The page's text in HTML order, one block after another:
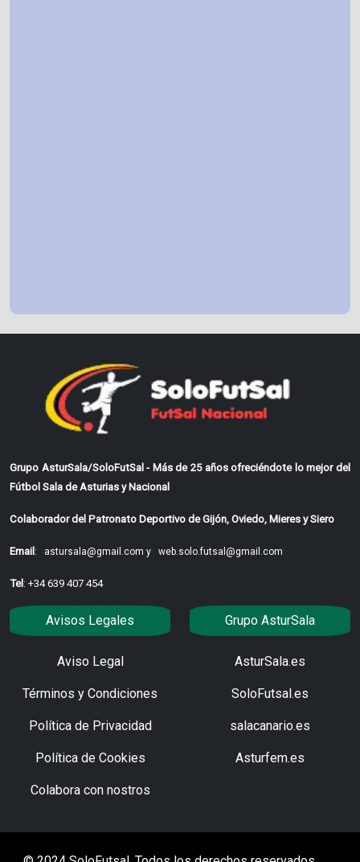
Grupo AsturSala/SoloFutSal - Más de 25 años ofreciéndote lo mejor del
Fútbol Sala de Asturias y Nacional
Colaborador del Patronato Deportivo de Gijón, Oviedo, Mieres y Siero
Email : astursala@gmail.com y web.solo.futsal@gmail.com
Tel : +34 639 407 454
Avisos Legales
Aviso Legal
Términos y Condiciones
Política de Privacidad
Política de Cookies
Colabora con nostros
Grupo AsturSala
AsturSala.es
SoloFutsal.es
salacanario.es
Asturfem.es